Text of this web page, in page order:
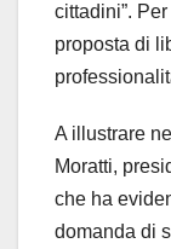
cittadini”.
proposta di
A illustrare
Moratti,
che ha
domanda di